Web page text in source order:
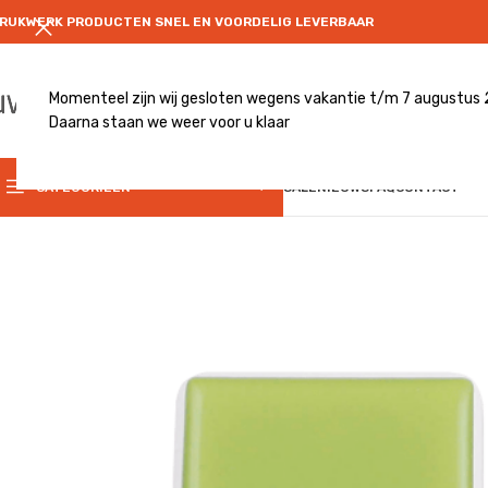
Momenteel zijn wij gesloten wegens vakantie t/m 7 augustus
Daarna staan we weer voor u klaar
PRODUCTEN SNEL EN VOORDELIG LEVERBAAR
CATEGORIEËN SALENIEUWSFAQCONTACT